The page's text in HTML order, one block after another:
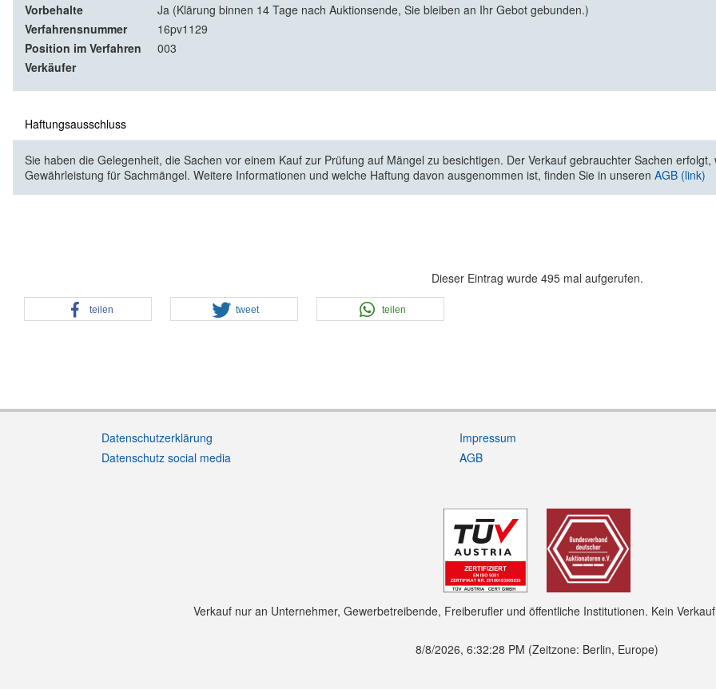
Vorbehalte
Ja (Klärung binnen 14 Tage nach Auktionsende, Sie bleiben an Ihr Gebot gebunden.)
Verfahrensnummer
16pv1129
Position im Verfahren
003
Verkäufer
Haftungsausschluss
Sie haben die Gelegenheit, die Sachen vor einem Kauf zur Prüfung auf Mängel zu besichtigen. Der Verkauf gebrauchter Sachen
Gewährleistung für Sachmängel. Weitere Informationen und welche Haftung davon ausgenommen ist, finden Sie in unseren AGB (link)
Dieser Eintrag wurde 495 mal aufgerufen.
teilen tweet teilen
Datenschutzerklärung
Datenschutz social media
Impressum
AGB
Verkauf nur an Unternehmer, Gewerbetreibende, Freiberufler und öffentliche Institutionen. Kein
8/8/2026, 6:32:29 PM (Zeitzone: Berlin, Europe)